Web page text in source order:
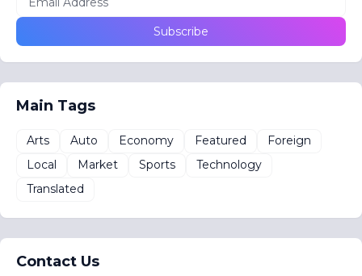
Main Tags
Arts Auto Economy Featured
Foreign
Local
Market Sports
Technology
Translated
Contact Us